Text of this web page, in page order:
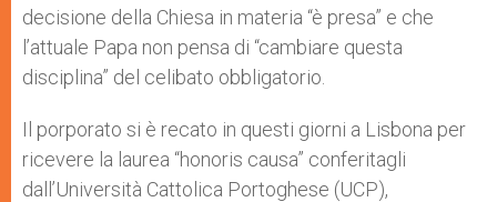
decisione della Chiesa in materia “è presa” e che
l’attuale Papa non pensa di “cambiare questa
disciplina” del celibato obbligatorio.
Il porporato si è recato in questi giorni a Lisbona per
ricevere la laurea “honoris causa” conferitagli
dall’Università Cattolica Portoghese (UCP),